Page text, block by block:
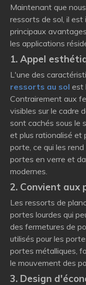
Maintenant que
ressorts de sol, il
principaux
les applications
1. Appel
L'une des
ressorts au sol est
Contrairement aux
visibles sur le cadre
sont cachés sous le
et plus rationalisé et
porte, ce qui les
portes en verre et
modernes.
2. Convient aux
Les ressorts de
portes lourdes qui
des fermetures de
utilisés pour les
portes métalliques,
le mouvement des
3. Design